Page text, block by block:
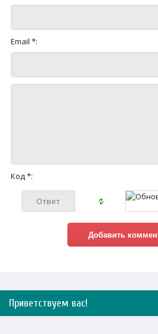
Email *:
Код *:
Приветствуем вас!